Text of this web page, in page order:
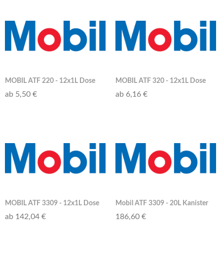
MOBIL ATF 220 - 12x1L Dose
ab 5,50 €
MOBIL ATF 320 - 12x1L Dose
ab 6,16 €
MOBIL ATF 3309 - 12x1L Dose
ab 142,04 €
Mobil ATF 3309 - 20L Kanister
186,60 €